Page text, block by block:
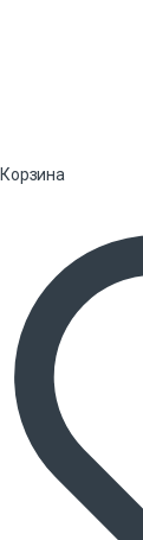
Корзина